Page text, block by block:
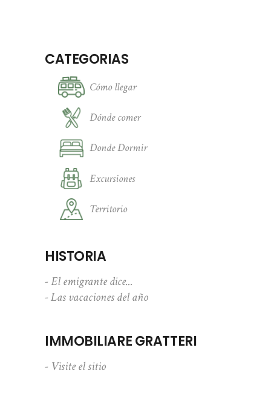
CATEGORIAS
Cómo llegar
Dónde comer
Donde Dormir
Excursiones
Territorio
HISTORIA
- El emigrante dice...
- Las vacaciones del año
IMMOBILIARE GRATTERI
- Visite el sitio